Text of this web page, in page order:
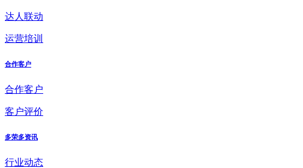
达人联动
运营培训
合作客户
合作客户
客户评价
多荣多资讯
行业动态